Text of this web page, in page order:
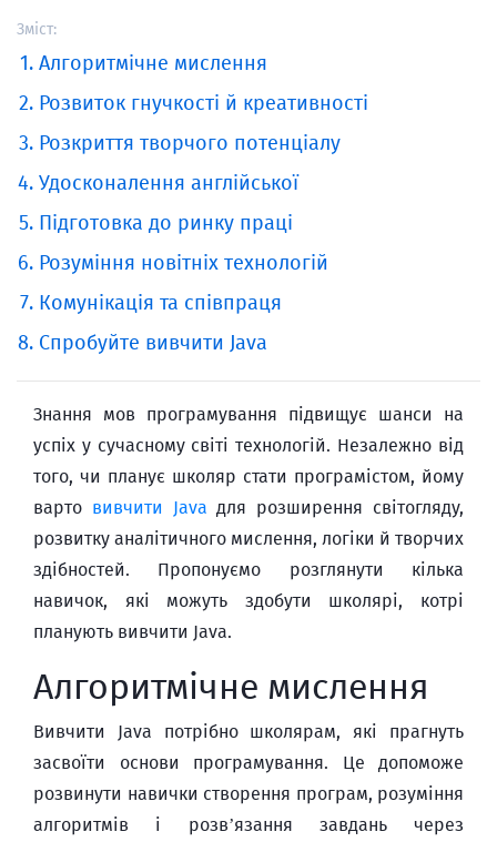
Зміст:
Алгоритмічне мислення
Розвиток гнучкості й креативності
Розкриття творчого потенціалу
Удосконалення англійської
Підготовка до ринку праці
Розуміння новітніх технологій
Комунікація та співпраця
Спробуйте вивчити Java
Знання мов програмування підвищує шанси на
успіх у сучасному світі технологій. Незалежно від
того, чи планує школяр стати програмістом, йому
варто вивчити Java для розширення світогляду,
розвитку аналітичного мислення, логіки й творчих
здібностей. Пропонуємо розглянути кілька
навичок, які можуть здобути школярі, котрі
планують вивчити Java.
Алгоритмічне мислення
Вивчити Java потрібно школярам, які прагнуть
засвоїти основи програмування. Це допоможе
розвинути навички створення програм, розуміння
алгоритмів і розв’язання завдань через